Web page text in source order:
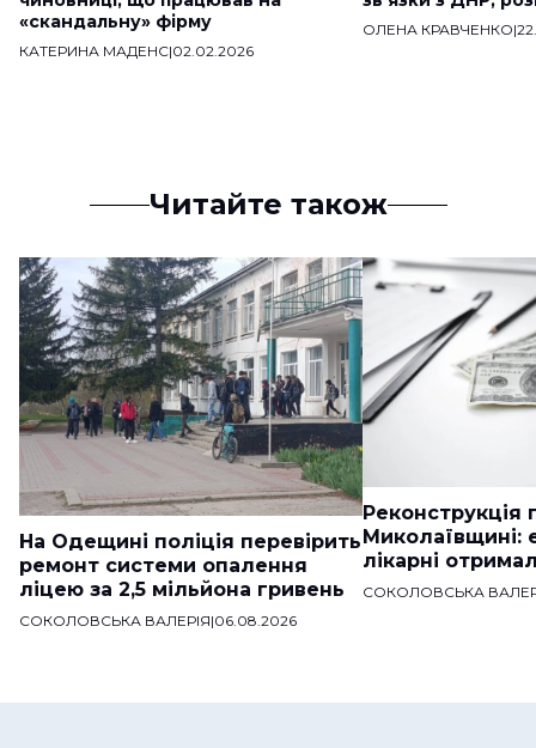
«скандальну» фірму
КАТЕРИНА МАДЕНС|02.02.2026
ОЛЕНА КРАВЧЕНКО|
Читайте також
На Одещині поліція перевірить
ремонт системи опалення
ліцею за 2,5 мільйона гривень
СОКОЛОВСЬКА ВАЛЕРІЯ|06.08.2026
Реконструкція
Миколаївщині:
лікарні
СОКОЛОВСЬКА